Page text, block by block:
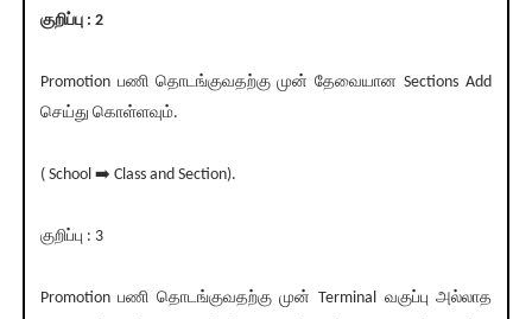
குறிப்பு : 2
Promotion பணி தொடங்குவதற்கு முன் தேவையான Sections Add
செய்து கொள்ளவும்.
( School ➡️ Class and Section).
குறிப்பு : 3
Promotion பணி தொடங்குவதற்கு முன் Terminal வகுப்பு அல்லாத